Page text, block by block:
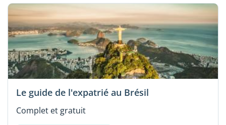
Le guide de l'expatrié au Brésil
Complet et gratuit